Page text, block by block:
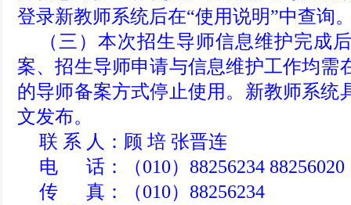
登录新教师系统后在“使用说明”中查询
（三）本次招生导师信息维护完成
案、招生导师申请与信息维护工作均需
的导师备案方式停止使用。新教师系统
文发布。
联 系 人：顾 培 张晋连
电 话：（010）88256234 88256020
传 真：（010）88256234